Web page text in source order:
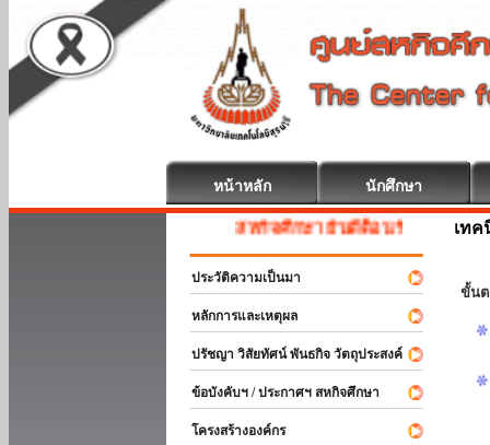
หน้าหลัก นักศึกษา
สหกิจศึกษา ยินดีต้อนรับ
ประวัติความเป็นมา
หลักการและเหตุผล
ปรัชญา วิสัยทัศน์ พันธกิจ วัตถุประสงค์
ข้อบังคับฯ / ประกาศฯ สหกิจศึกษา
โครงสร้างองค์กร
เทค
ขั้นต